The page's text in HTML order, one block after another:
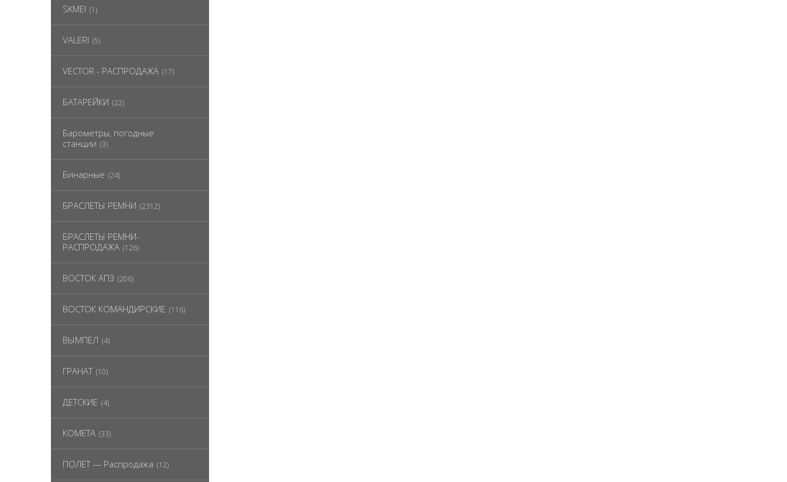
SKMEI (1)
VALERI (5)
VECTOR - РАСПРОДАЖА (17)
БАТАРЕЙКИ (22)
Барометры, погодные
станции (3)
Бинарные (24)
БРАСЛЕТЫ РЕМНИ (2312)
БРАСЛЕТЫ РЕМНИ-
РАСПРОДАЖА (126)
ВОСТОК АПЗ (206)
ВОСТОК КОМАНДИРСКИЕ (116)
ВЫМПЕЛ (4)
ГРАНАТ (10)
ДЕТСКИЕ (4)
КОМЕТА (33)
ПОЛЕТ — Распродажа (12)